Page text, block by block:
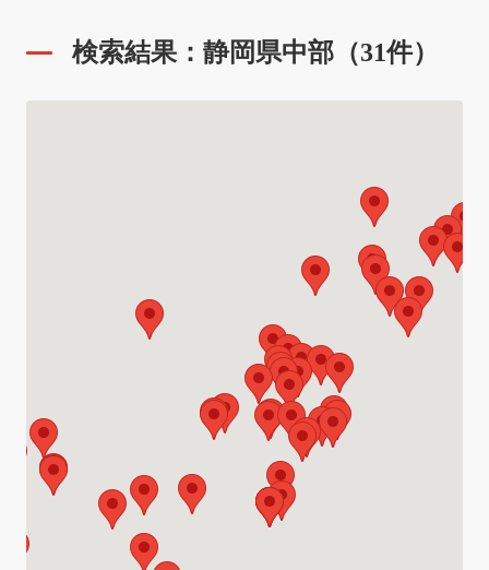
検索結果：静岡県中部（31件）